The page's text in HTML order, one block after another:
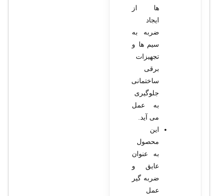
ها از
ایجاد
ضربه به
سیم ها و
تجهیزات
برقی
ساختمانی
جلوگیری
به عمل
می آید.
این
محصول
به عنوان
عایق و
ضربه گیر
عمل